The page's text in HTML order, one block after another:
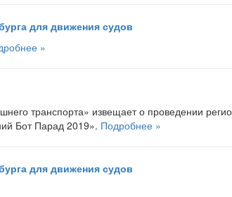
для движения судов
»
транспорта» извещает о проведении
Бот Парад 2019». Подробнее »
для движения судов